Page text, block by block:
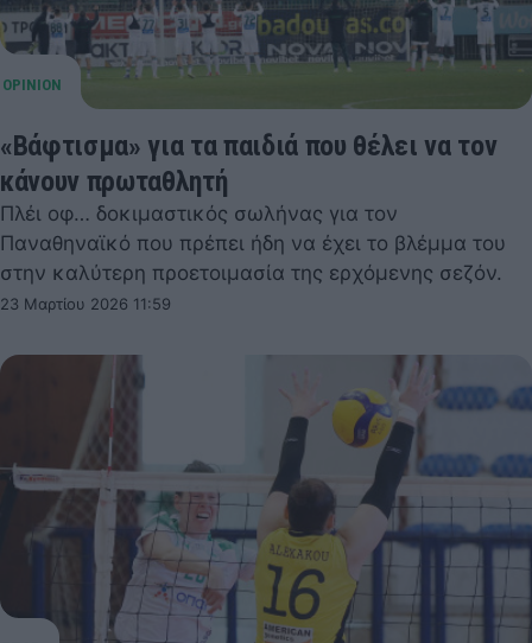
«Βάφτισμα» για τα παιδιά που θέλει να τον
κάνουν πρωταθλητή
Πλέι οφ… δοκιμαστικός σωλήνας για τον
Παναθηναϊκό που πρέπει ήδη να έχει το βλέμμα του
στην καλύτερη προετοιμασία της ερχόμενης σεζόν.
23 Μαρτίου 2026 11:59